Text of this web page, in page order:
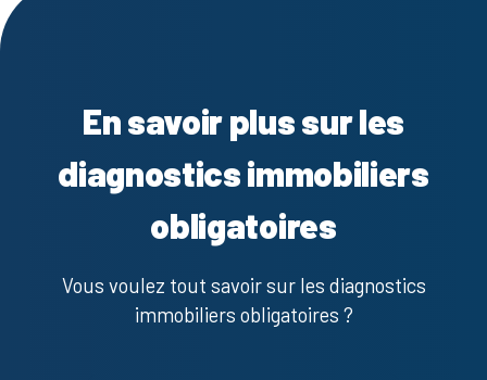
En savoir plus sur les
diagnostics immobiliers
obligatoires
Vous voulez tout savoir sur les diagnostics
immobiliers obligatoires ?